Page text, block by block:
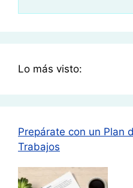
Lo más visto:
Prepárate con un Plan
Trabajos